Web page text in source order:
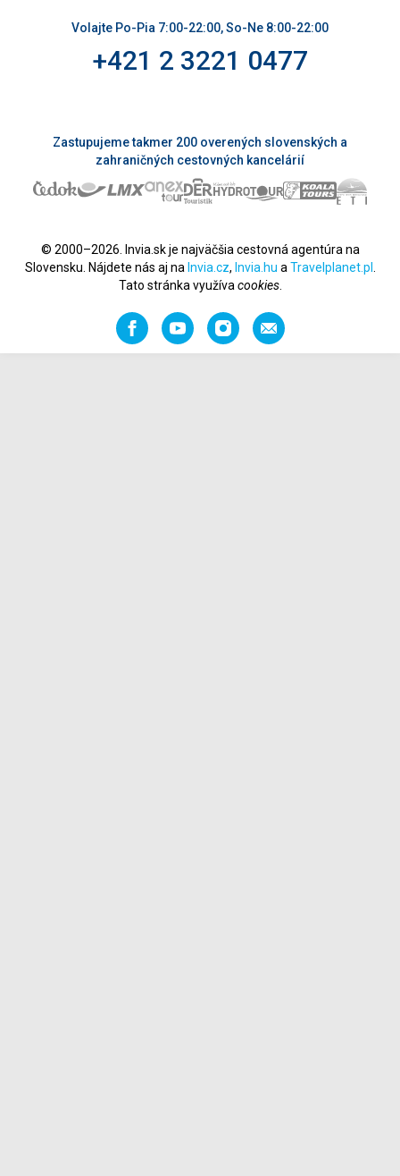
Volajte Po-Pia 7:00-22:00, So-Ne 8:00-22:00
+421 2 3221 0477
Zastupujeme takmer 200 overených slovenských a
zahraničných cestovných kancelárií
© 2000–2026. Invia.sk je najväčšia cestovná agentúra na
Slovensku. Nájdete nás aj na Invia.cz, Invia.hu a Travelplanet.pl
Tato stránka využíva cookies.
FacebookYouTubeInstagramOdporučiť